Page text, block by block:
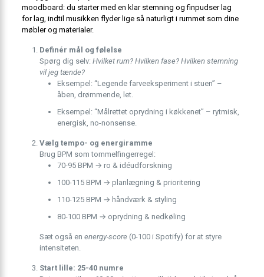
moodboard: du starter med en klar stemning og finpudser lag
for lag, indtil musikken flyder lige så naturligt i rummet som dine
møbler og materialer.
Definér mål og følelse
Spørg dig selv: Hvilket rum? Hvilken fase? Hvilken stemning
vil jeg tænde?
Eksempel: “Legende farveeksperiment i stuen” –
åben, drømmende, let.
Eksempel: “Målrettet oprydning i køkkenet” – rytmisk,
energisk, no-nonsense.
Vælg tempo- og energiramme
Brug BPM som tommelfingerregel:
70-95 BPM → ro & idéudforskning
100-115 BPM → planlægning & prioritering
110-125 BPM → håndværk & styling
80-100 BPM → oprydning & nedkøling
Sæt også en energy-score(0-100 i Spotify) for at styre
intensiteten.
Start lille: 25-40 numre